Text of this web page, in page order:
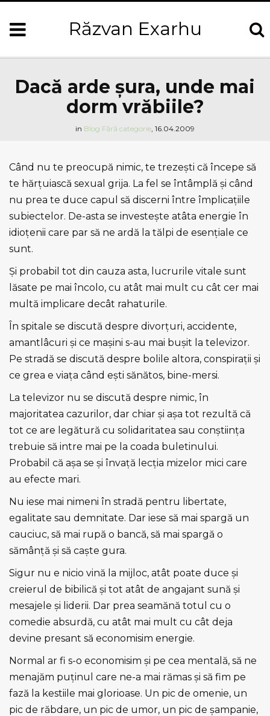
Răzvan Exarhu
Dacă arde şura, unde mai
dorm vrăbiile?
in Blog Fără categorie, 16.04.2009
Când nu te preocupă nimic, te trezeşti că începe să
te hărţuiască sexual grija. La fel se întâmplă şi când
nu prea te duce capul să discerni între împlicaţiile
subiectelor. De-asta se investeşte atâta energie în
idioţenii care par să ne ardă la tălpi de esenţiale ce
sunt.
Şi probabil tot din cauza asta, lucrurile vitale sunt
lăsate pe mai încolo, cu atât mai mult cu cât cer mai
multă implicare decât rahaturile.
În spitale se discută despre divorţuri, accidente,
amantlâcuri şi ce maşini s-au mai buşit la televizor.
Pe stradă se discută despre bolile altora, conspiraţii şi
ce grea e viaţa când eşti sănătos, bine-mersi.
La televizor nu se discută despre nimic, în
majoritatea cazurilor, dar chiar şi aşa tot rezultă că
tot ce are legătură cu solidaritatea sau conştiinţa
trebuie să intre mai pe la coada buletinului.
Probabil că aşa se şi învaţă lecţia mizelor mici care
au efecte mari.
Nu iese mai nimeni în stradă pentru libertate,
egalitate sau demnitate. Dar iese să mai spargă un
cauciuc, să mai rupă o bancă, să mai spargă o
sămânţă şi să caşte gura.
Sigur nu e nicio vină la mijloc, atât poate duce şi
creierul de bibilică şi tot atât de angajant sună şi
mesajele şi liderii. Dar prea seamănă totul cu o
comedie absurdă, cu atât mai mult cu cât deja
devine presant să economisim energie.
Normal ar fi s-o economisim şi pe cea mentală, să ne
menajăm puţinul care ne-a mai rămas şi să fim pe
fază la kestiile mai glorioase. Un pic de omenie, un
pic de răbdare, un pic de umor, un pic de şampanie,